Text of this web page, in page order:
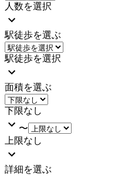
人数を選択
駅徒歩を選ぶ
駅徒歩を選択
面積を選ぶ
下限なし
〜
上限なし
詳細を選ぶ